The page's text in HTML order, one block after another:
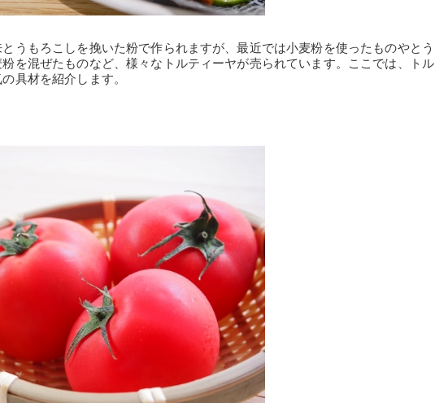
とうもろこしを挽いた粉で作られますが、最近では小麦粉を使ったものやとう
粉を混ぜたものなど、様々なトルティーヤが売られています。ここでは、トル
具材を紹介します。